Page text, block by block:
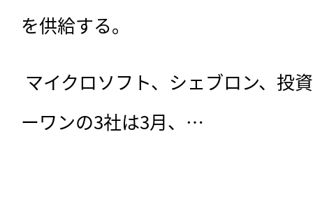
を供給する。
ーワンの3社は3月、…